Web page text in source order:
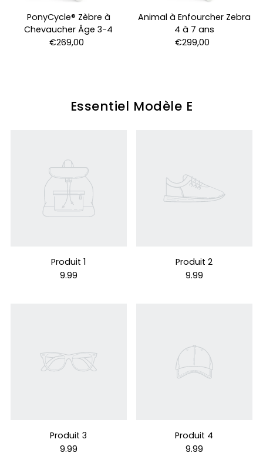
PonyCycle® Zèbre à
Chevaucher Âge 3-4
€269,00
Animal à Enfourcher Zebra
4 à 7 ans
€299,00
Essentiel Modèle E
Produit 1
9.99
Produit 2
9.99
Produit 3
9.99
Produit 4
9.99